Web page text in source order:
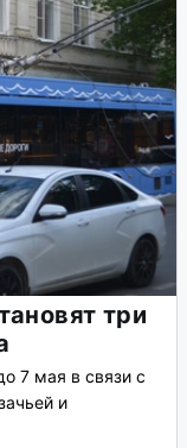
три
7 мая в связи с
и